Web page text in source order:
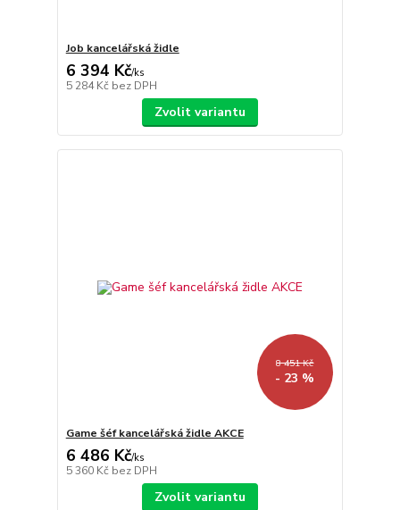
Job kancelářská židle
6 394 Kč/ks
5 284 Kč bez DPH
Zvolit variantu
8 451 Kč
- 23 %
Game šéf kancelářská židle AKCE
6 486 Kč/ks
5 360 Kč bez DPH
Zvolit variantu